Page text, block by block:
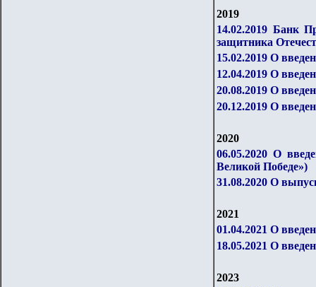
2019
14.02.2019 Банк
защитника
15.02.2019 О
12.04.2019 О
20.08.2019 О
20.12.2019 О
2020
06.05.2020 О
Великой Победе»)
31.08.2020 О
2021
01.04.2021 О
18.05.2021 О
2023